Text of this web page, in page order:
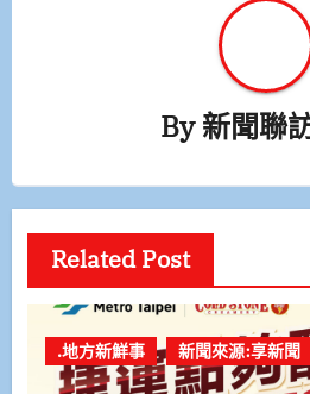
By新聞聯
Related Post
.地方新鮮事 新聞來源:享新聞